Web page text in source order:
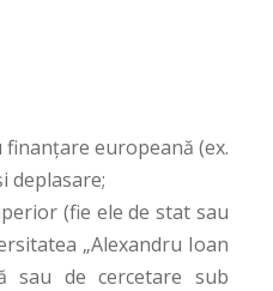
europeană (ex.
deplasare;
(fie ele de stat sau
„Alexandru Ioan
sau de cercetare sub